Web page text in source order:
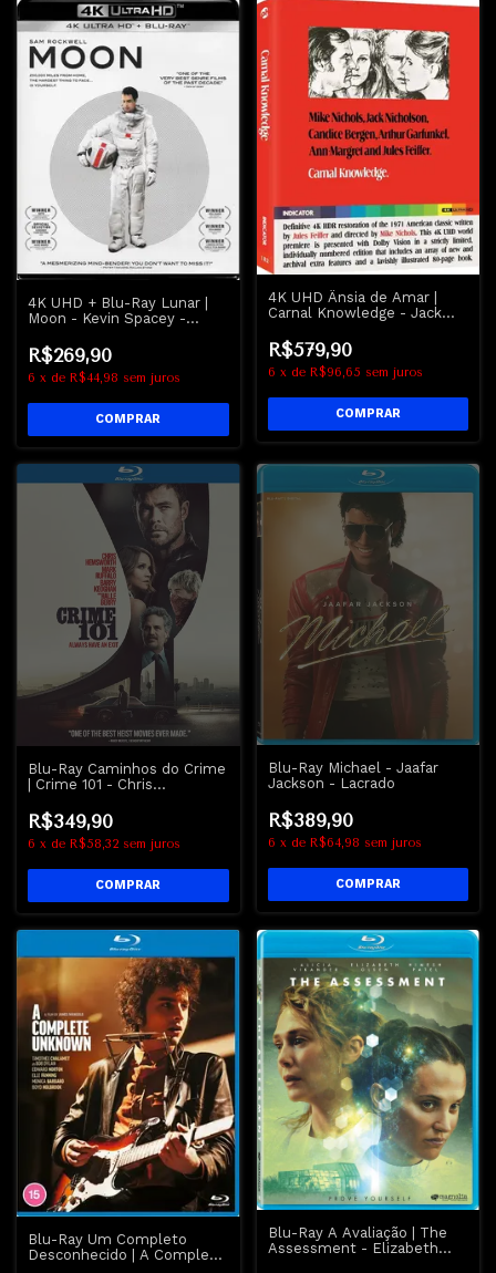
4K UHD + Blu-Ray Lunar |
Moon - Kevin Spacey -
R$269,90
6 x de R$44,98 sem juros
4K UHD Ânsia de Amar |
Carnal Knowledge - Jack
R$579,90
6 x de R$96,65 sem juros
Blu-Ray Caminhos do Crime
| Crime 101 - Chris
R$349,90
6 x de R$58,32 sem juros
Blu-Ray Michael - Jaafar
Jackson - Lacrado
R$389,90
6 x de R$64,98 sem juros
Blu-Ray Um Completo
Desconhecido | A Complete
Blu-Ray A Avaliação | The
Assessment - Elizabeth